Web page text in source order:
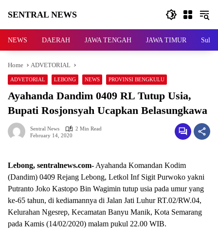
SENTRAL NEWS
NEWS
NEWS DAERAH JAWA TENGAH JAWA TIMUR
Home ADVETORIAL
ADVETORIAL LEBONG NEWS PROVINSI BENGKULU
Ayahanda Dandim 0409 RL Tutup Usia,
Bupati Rosjonsyah Ucapkan Belasungkawa
Sentral News
2 Min Read
February 14, 2020
Lebong, sentralnews.com- Ayahanda Komandan Kodim
(Dandim) 0409 Rejang Lebong, Letkol Inf Sigit Purwoko yakni
Putranto Joko Kastopo Bin Wagimin tutup usia pada umur yang
ke-65 tahun, di kediamannya di Jalan Jati Luhur RT.02/RW.04,
Kelurahan Ngesrep, Kecamatan Banyu Manik, Kota Semarang
pada Kamis (14/02/2020) malam pukul 22.00 WIB.